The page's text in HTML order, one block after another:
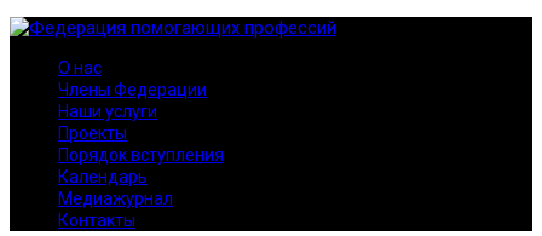
О нас
Члены Федерации
Наши услуги
Проекты
Порядок вступления
Календарь
Медиажурнал
Контакты